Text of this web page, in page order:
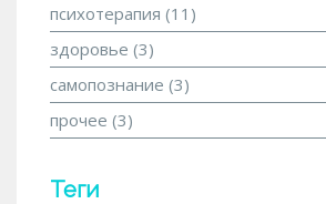
психотерапия (11)
здоровье (3)
самопознание (3)
прочее (3)
Теги